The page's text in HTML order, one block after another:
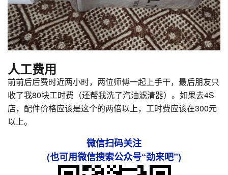
人工费用
前前后后费时近两小时，两位师傅一起上手干，最后朋友只
收了我80块工时费（还帮我洗了汽油滤清器）。如果去4S
店，配件价格应该是这个的两倍以上，工时费应该在300元
以上。
微信扫码关注
(也可用微信搜索公众号“劲来吧”)